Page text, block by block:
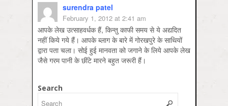
surendra patel
February 1, 2012 at 2:41 am
आपके लेख उत्साहवर्धक हैं, किन्तु काफी समय से ये अद्यदित
नहीं किये गये हैं। आपके ब्लाग के बारे में गोरखपुरे के साथियों
द्वारा पता चला। सोई हुई मानवता को जगाने के लिये आपके लेख
जैसे गरम पानी के छींटे मारने बहुत जरूरी हैं।
Search